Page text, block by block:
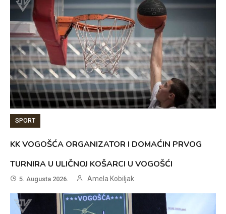
SPORT
KK VOGOŠĆA ORGANIZATOR I DOMAĆIN PRVOG
TURNIRA U ULIČNOJ KOŠARCI U VOGOŠĆI
5. Augusta 2026. Amela Kobiljak